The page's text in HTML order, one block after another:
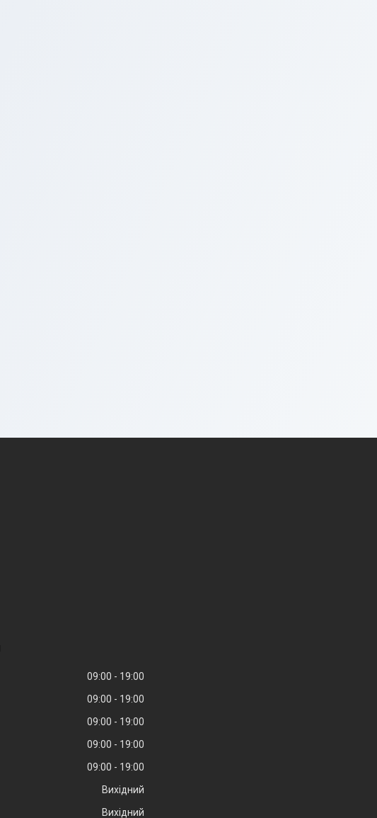
09:00
19:00
09:00
19:00
09:00
19:00
09:00
19:00
09:00
19:00
Вихідний
Вихідний